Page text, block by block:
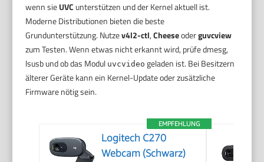
wenn sieUVC unterstützen und der Kernel aktuell ist.
Moderne Distributionen bieten die beste
Grundunterstützung. Nutzev4l2-ctl,Cheeseoderguvcview
zum Testen. Wenn etwas nicht erkannt wird, prüfe dmesg,
lsusb und ob das Modul uvcvideo geladen ist. Bei Besitzern
älterer Geräte kann ein Kernel-Update oder zusätzliche
Firmware nötig sein.
EMPFEHLUNG
Logitech C270
Webcam (Schwarz)